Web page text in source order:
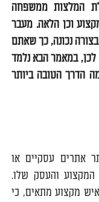
המלצות ממשפחה
וכן הלאה. מעבר
נכונה, כך שאתם
לכן, במאמר הבא נלמד
הדרך הטובה ביותר
אתרים עסקיים או
המקצוע והעסק שלו.
מקצוע מתאים, כי